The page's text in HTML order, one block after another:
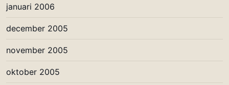
januari 2006
december 2005
november 2005
oktober 2005